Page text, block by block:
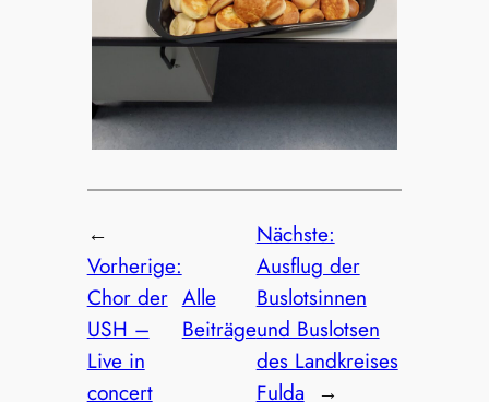
←
Vorherige:
Chor der
USH –
Live in
concert
Alle
Beiträge
Nächste:
Ausflug der
Buslotsinnen
und Buslotsen
des Landkreises
Fulda →